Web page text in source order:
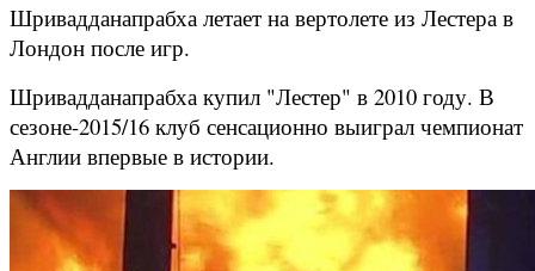
Шривадданапрабха летает на вертолете из Лестера в
Лондон после игр.
Шривадданапрабха купил "Лестер" в 2010 году. В
сезоне-2015/16 клуб сенсационно выиграл чемпионат
Англии впервые в истории.